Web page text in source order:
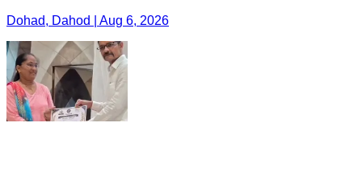
Dohad, Dahod | Aug 6, 2026